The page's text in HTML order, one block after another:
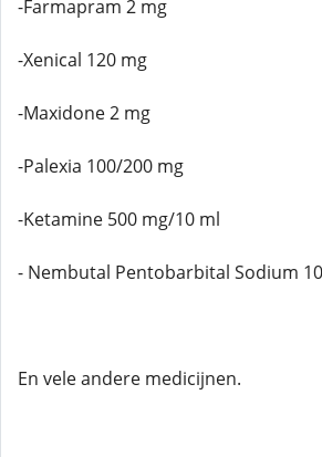
-Farmapram 2 mg
-Xenical 120 mg
-Maxidone 2 mg
-Palexia 100/200 mg
-Ketamine 500 mg/10 ml
- Nembutal Pentobarbital Sodium
En vele andere medicijnen.